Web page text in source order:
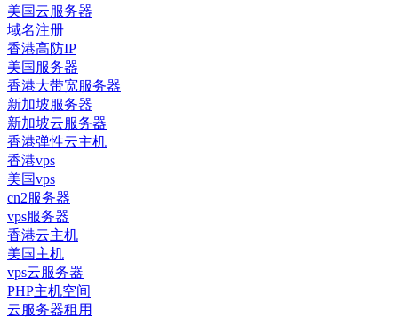
美国云服务器
域名注册
香港高防IP
美国服务器
香港大带宽服务器
新加坡服务器
新加坡云服务器
香港弹性云主机
香港vps
美国vps
cn2服务器
vps服务器
香港云主机
美国主机
vps云服务器
PHP主机空间
云服务器租用